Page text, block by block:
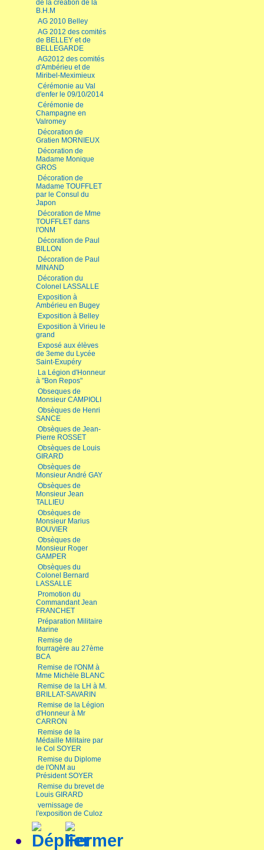
de la création de la
B.H.M
AG 2010 Belley
AG 2012 des comités
de BELLEY et de
BELLEGARDE
AG2012 des comités
d'Ambérieu et de
Miribel-Meximieux
Cérémonie au Val
d'enfer le 09/10/2014
Cérémonie de
Champagne en
Valromey
Décoration de
Gratien MORNIEUX
Décoration de
Madame Monique
GROS
Décoration de
Madame TOUFFLET
par le Consul du
Japon
Décoration de Mme
TOUFFLET dans
l'ONM
Décoration de Paul
BILLON
Décoration de Paul
MINAND
Décoration du
Colonel LASSALLE
Exposition à
Ambérieu en Bugey
Exposition à Belley
Exposition à Virieu le
grand
Exposé aux élèves
de 3eme du Lycée
Saint-Exupéry
La Légion d'Honneur
à "Bon Repos"
Obseques de
Monsieur CAMPIOLI
Obsèques de Henri
SANCE
Obsèques de Jean-
Pierre ROSSET
Obsèques de Louis
GIRARD
Obsèques de
Monsieur André GAY
Obsèques de
Monsieur Jean
TALLIEU
Obsèques de
Monsieur Marius
BOUVIER
Obsèques de
Monsieur Roger
GAMPER
Obsèques du
Colonel Bernard
LASSALLE
Promotion du
Commandant Jean
FRANCHET
Préparation Militaire
Marine
Remise de
fourragère au 27ème
BCA
Remise de l'ONM à
Mme Michèle BLANC
Remise de la LH à M.
BRILLAT-SAVARIN
Remise de la Légion
d'Honneur à Mr
CARRON
Remise de la
Médaille Militaire par
le Col SOYER
Remise du Diplome
de l'ONM au
Président SOYER
Remise du brevet de
Louis GIRARD
vernissage de
l'exposition de Culoz